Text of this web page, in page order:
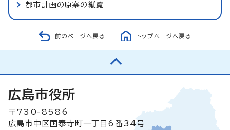
都市計画の原案の縦覧
前のページへ戻る トップページへ戻る
広島市役所
〒730-8586
広島市中区国泰寺町一丁目6番34号